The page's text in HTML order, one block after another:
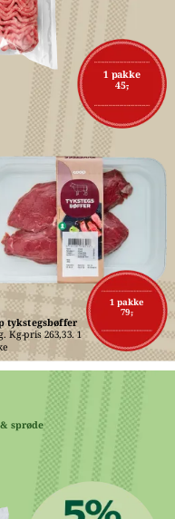
1 pakke
45,-
1 pakke
79,-
tykstegsbøffer
Kg-pris 263,33. 1
sprøde